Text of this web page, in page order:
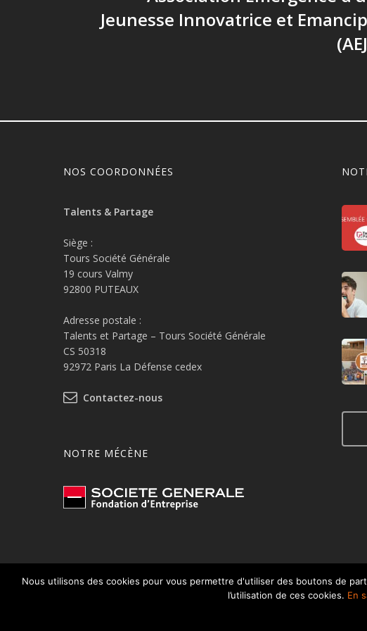
Jeunesse Innovatrice et
NOS COORDONNÉES
Talents & Partage
Siège :
Tours Société Générale
19 cours Valmy
92800 PUTEAUX
Adresse postale :
Talents et Partage – Tours Société Générale
CS 50318
92972 Paris La Défense cedex
Contactez-nous
NOTRE MÉCÈNE
Mentions légales
Nous utilisons des cookies pour vous permettre d'utiliser des boutons de
l’utilisation de ces cookies. En